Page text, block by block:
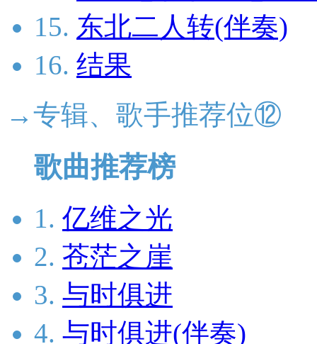
15. 东北二人转(伴奏)
16. 结果
→专辑、歌手推荐位⑫
歌曲推荐榜
1. 亿维之光
2. 苍茫之崖
3. 与时俱进
4. 与时俱进(伴奏)